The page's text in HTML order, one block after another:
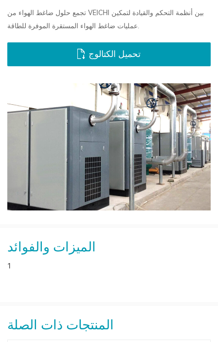
تجمع حلول ضاغط الهواء من VEICHI بين أنظمة التحكم والقيادة لتمكين
عمليات ضاغط الهواء المستقرة الموفرة للطاقة.
تحميل الكتالوج
الميزات والفوائد
1
المنتجات ذات الصلة